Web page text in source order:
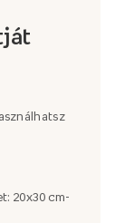
20x30 cm-